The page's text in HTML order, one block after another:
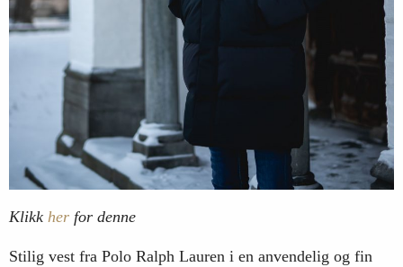
Klikk her for denne
Stilig vest fra Polo Ralph Lauren i en anvendelig og fin